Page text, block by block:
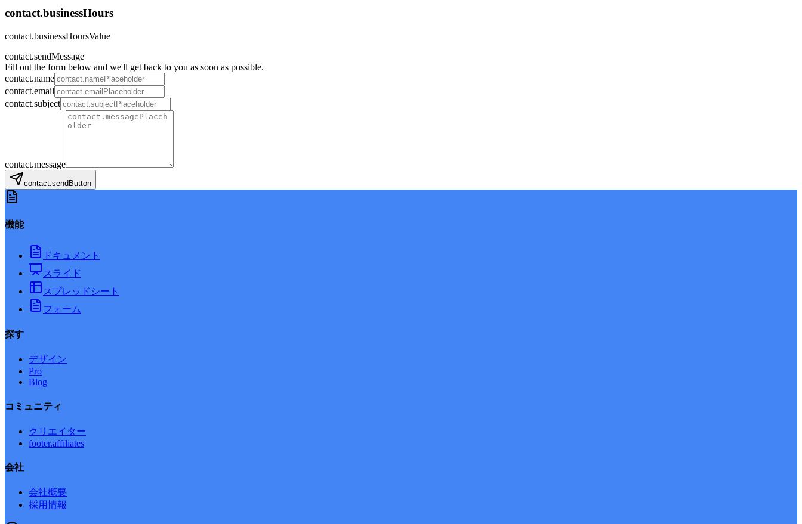
contact.businessHours
contact.businessHoursValue
contact.sendMessage
Fill out the form below and we'll get back to you as soon as possible.
contact.name
contact.email
contact.subject
contact.message
contact.sendButton
機能
ドキュメント
スライド
スプレッドシート
フォーム
探す
デザイン
Pro
Blog
コミュニティ
クリエイター
footer.affiliates
会社
会社概要
採用情報